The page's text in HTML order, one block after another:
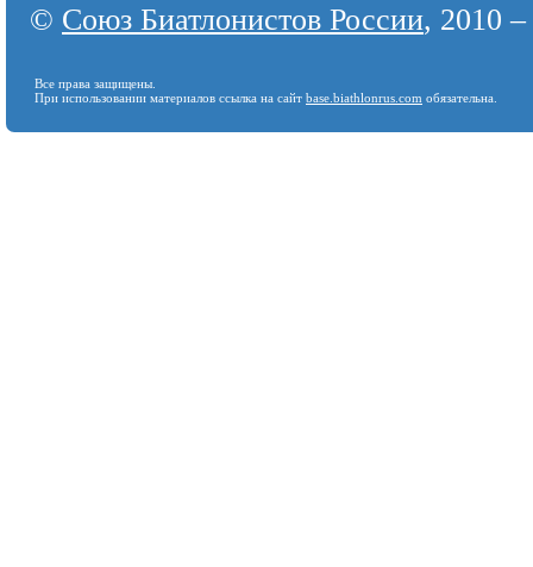
© Союз Биатлонистов России, 2010
Все права защищены.
При использовании материалов ссылка на сайт base.biathlonrus.com обязательна.